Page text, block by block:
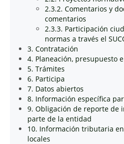
2.3.2. Comentarios y
comentarios
2.3.3. Participación
normas a través el
3. Contratación
4. Planeación, presupuesto
5. Trámites
6. Participa
7. Datos abiertos
8. Información específica
9. Obligación de reporte de
parte de la entidad
10. Información tributaria
locales